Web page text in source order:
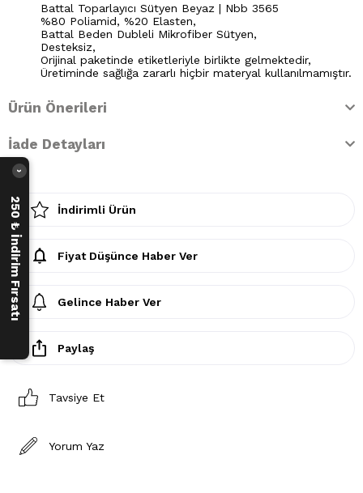
Battal Toparlayıcı Sütyen Beyaz | Nbb 3565
%80 Poliamid, %20 Elasten,
Battal Beden Dubleli Mikrofiber Sütyen,
Desteksiz,
Orijinal paketinde etiketleriyle birlikte gelmektedir,
Üretiminde sağlığa zararlı hiçbir materyal kullanılmamıştır.
Ürün Önerileri
İade Detayları
İndirimli Ürün
Fiyat Düşünce Haber Ver
Gelince Haber Ver
Paylaş
Tavsiye Et
Yorum Yaz
250 ₺ İndirim Fırsatı
›